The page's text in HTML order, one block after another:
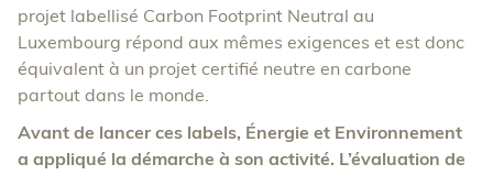
projet labellisé Carbon Footprint Neutral au
Luxembourg répond aux mêmes exigences et est donc
équivalent à un projet certifié neutre en carbone
partout dans le monde.
Avant de lancer ces labels, Énergie et Environnement
a appliqué la démarche à son activité. L’évaluation de